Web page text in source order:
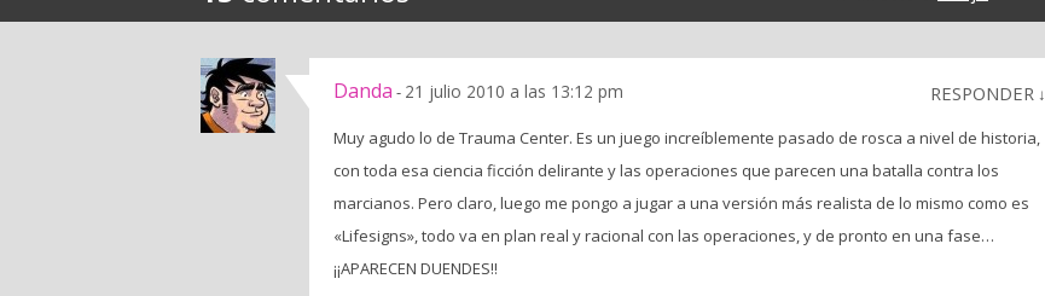
Danda - 21 julio 2010 a las 13:12 pm RESPONDER ↓
Muy agudo lo de Trauma Center. Es un juego increíblemente pasado de rosca a nivel de historia,
con toda esa ciencia ficción delirante y las operaciones que parecen una batalla contra los
marcianos. Pero claro, luego me pongo a jugar a una versión más realista de lo mismo como es
«Lifesigns», todo va en plan real y racional con las operaciones, y de pronto en una fase…
¡¡APARECEN DUENDES!!